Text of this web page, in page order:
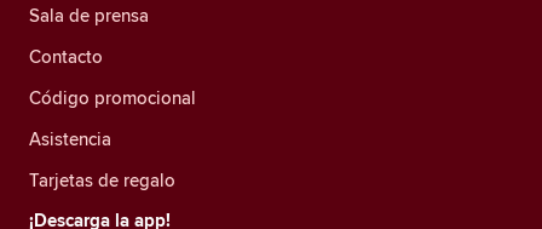
Sala de prensa
Contacto
Código promocional
Asistencia
Tarjetas de regalo
¡Descarga la app!